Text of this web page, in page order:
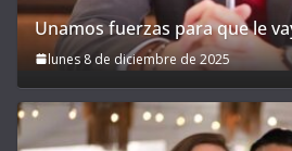
Unamos fuerzas para que le
lunes 8 de diciembre de 2025